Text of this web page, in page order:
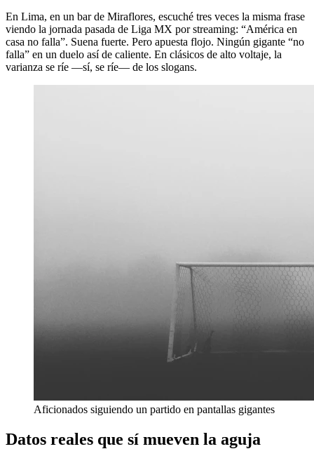
En Lima, en un bar de Miraflores, escuché tres veces la misma frase
viendo la jornada pasada de Liga MX por streaming: “América en
casa no falla”. Suena fuerte. Pero apuesta flojo. Ningún gigante “no
falla” en un duelo así de caliente. En clásicos de alto voltaje, la
varianza se ríe —sí, se ríe— de los slogans.
Aficionados siguiendo un partido en pantallas gigantes
Datos reales que sí mueven la aguja